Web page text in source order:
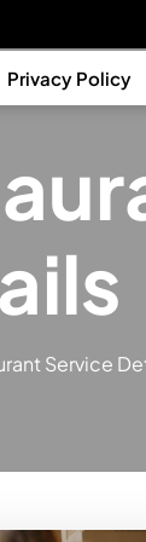
Privacy Policy
Service